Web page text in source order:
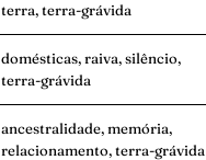
terra, terra-grávida
domésticas, raiva, silêncio,
terra-grávida
ancestralidade, memória,
relacionamento, terra-grávida